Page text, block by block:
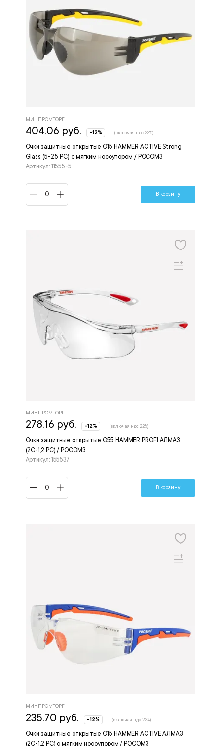
Очки защитные открытые О15 HAMMER ACTIVE Strong
Glass (5-2,5 PC) с мягким носоупором / РОСОМЗ
Артикул: 11555-5
МИНПРОМТОРГ
404.06 руб. -12% (включая ндс 22%)
В корзину
Очки защитные открытые О55 HAMMER PROFI АЛМАЗ
(2С-1,2 PC) / РОСОМЗ
Артикул: 155537
МИНПРОМТОРГ
278.16 руб. -12% (включая ндс 22%)
В корзину
Очки защитные открытые О15 HAMMER ACTIVЕ АЛМАЗ
(2С-1,2 PC) с мягким носоупором / РОСОМЗ
МИНПРОМТОРГ
235.70 руб. -12% (включая ндс 22%)